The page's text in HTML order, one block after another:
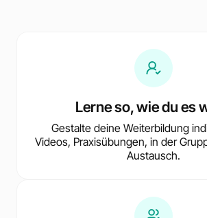
Lerne so, wie du es
Gestalte deine Weiterbildung
Videos, Praxisübungen, in der
Austausch.